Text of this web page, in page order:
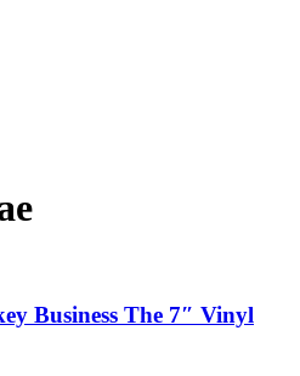
Business The 7″ Vinyl